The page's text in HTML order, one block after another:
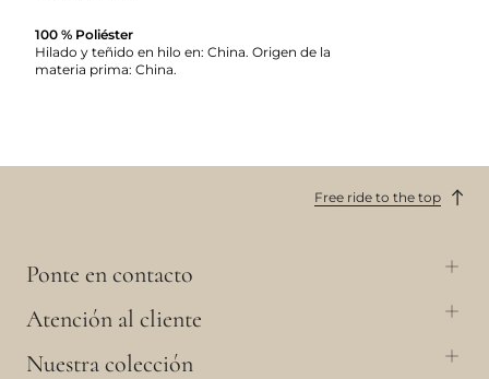
100 % Poliéster
Hilado y teñido en hilo en: China. Origen de la
materia prima: China.
Free ride to the top
Ponte en contacto
Atención al cliente
Nuestra colección